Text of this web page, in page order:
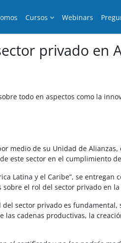
Cursos Webinars
privado en
todo en aspectos como la
medio de su Unidad de
este sector en el cumplimiento
Latina y el Caribe”, se
el rol del sector privado en
sector privado es
cadenas productivas, la